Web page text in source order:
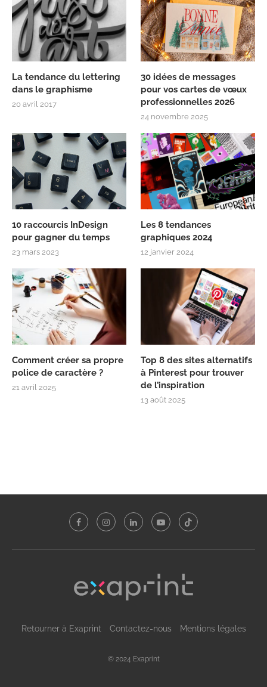
La tendance du lettering
dans le graphisme
20 avril 2017
30 idées de messages
pour vos cartes de vœux
professionnelles 2026
24 novembre 2025
10 raccourcis InDesign
pour gagner du temps
23 mars 2023
Les 8 tendances
graphiques 2024
12 janvier 2024
Comment créer sa propre
police de caractère ?
21 avril 2025
Top 8 des sites alternatifs
à Pinterest pour trouver
de l’inspiration
13 août 2025
Retourner à Exaprint Contactez-nous Mentions légales
© 2024 Exaprint